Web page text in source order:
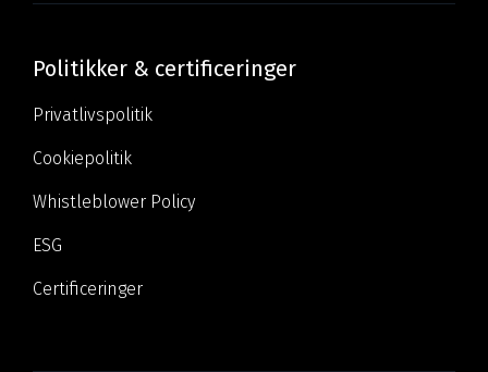
Politikker & certificeringer
Privatlivspolitik
Cookiepolitik
Whistleblower Policy
ESG
Certificeringer